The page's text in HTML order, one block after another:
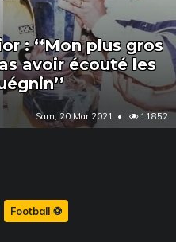
: ‘‘Mon plus gros
avoir écouté les
Sam, 20 Mar 2021 11852
Football ⚽️